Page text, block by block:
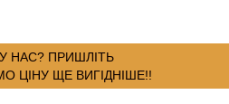
НАС? ПРИШЛІТЬ
ЦІНУ ЩЕ ВИГІДНІШЕ!!